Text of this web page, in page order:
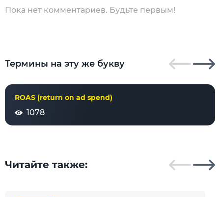
Пока нет комментариев. Будьте первым!
Термины на эту же букву
ROAS (return on ad spend)
1078
Читайте также: